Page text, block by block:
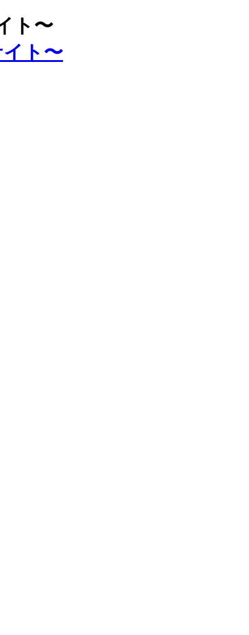
ト〜